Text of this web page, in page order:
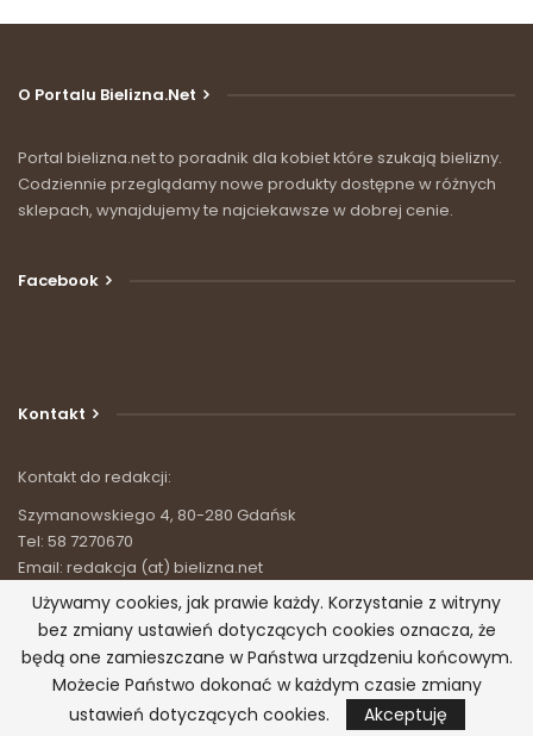
O Portalu Bielizna.net
Portal bielizna.net to poradnik dla kobiet które szukają bielizny.
Codziennie przeglądamy nowe produkty dostępne w różnych
sklepach, wynajdujemy te najciekawsze w dobrej cenie.
Facebook
Kontakt
Kontakt do redakcji:
Szymanowskiego 4, 80-280 Gdańsk
Tel: 58 7270670
Email: redakcja (at) bielizna.net
© 2026 - Bielizna.net - wszystko o bieliźnie. Wszystkie prawa
zastrzeżone.
Używamy cookies, jak prawie każdy. Korzystanie z witryny
bez zmiany ustawień dotyczących cookies oznacza, że
będą one zamieszczane w Państwa urządzeniu końcowym.
Możecie Państwo dokonać w każdym czasie zmiany
ustawień dotyczących cookies.
Akceptuję